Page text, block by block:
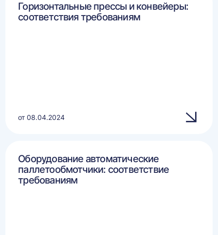
Горизонтальные прессы и конвейеры:
соответствия требованиям
от 08.04.2024
Оборудование автоматические
паллетообмотчики: соответствие
требованиям